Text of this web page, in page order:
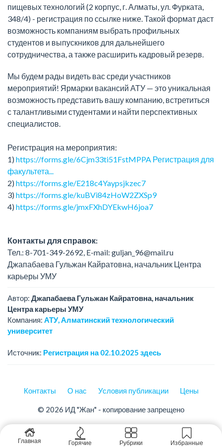
пищевых технологий (2 корпус, г. Алматы, ул. Фурката,
348/4) - регистрация по ссылке ниже. Такой формат даст
возможность компаниям выбрать профильных
студентов и выпускников для дальнейшего
сотрудничества, а также расширить кадровый резерв.
Мы будем рады видеть вас среди участников
мероприятий! Ярмарки вакансий АТУ — это уникальная
возможность представить вашу компанию, встретиться
с талантливыми студентами и найти перспективных
специалистов.
Регистрация на мероприятия:
1) https://forms.gle/6Cjm33ti51FstMPPA Регистрация для
факультета...
2) https://forms.gle/E218c4Yaypsjkzec7
3) https://forms.gle/kuBVi84zHoW2ZXSp9
4) https://forms.gle/jmxFXhDYEkwH6joa7
Контакты для справок:
Тел.: 8-701-349-2692, E-mail: guljan_96@mail.ru
Джапабаева Гульжан Кайратовна, начальник Центра
карьеры УМУ
Автор: Джапабаева Гульжан Кайратовна, начальник
Центра карьеры УМУ
Компания: АТУ, Алматинский технологический
университет
Источник: Регистрация на 02.10.2025 здесь
Контакты О нас Условия публикации Цены
© 2026 ИД "Жан" - копирование запрещено
Главная Горячие Рубрики Избранные